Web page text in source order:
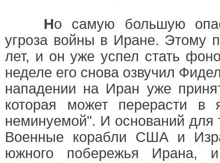
Но самую большую
угроза войны в Иране. Этому
лет, и он уже успел стать
неделе его снова озвучил
нападении на Иран уже
которая может перерасти в
неминуемой". И оснований для
Военные корабли США и
южного побережья Ирана,